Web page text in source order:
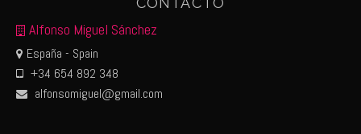
Alfonso Miguel Sánchez
España - Spain
+34 654 892 348
alfonsomiguel@gmail.com